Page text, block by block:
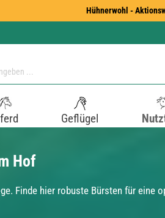
Hühnerwohl -
Geflügel
Hof
Finde hier robuste Bürsten für eine